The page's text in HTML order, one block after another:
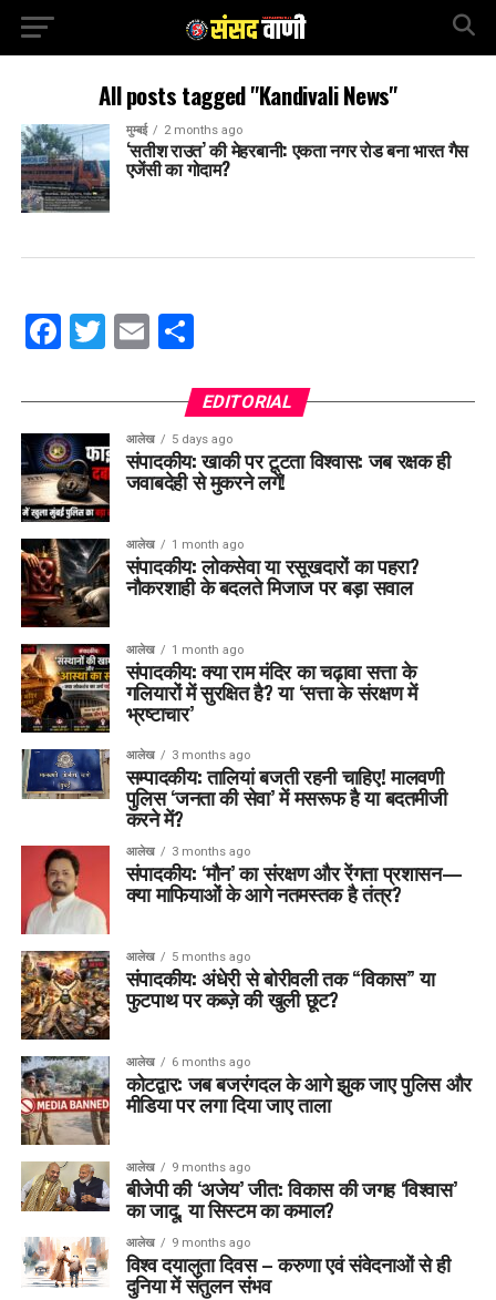
All posts tagged "Kandivali News"
मुम्बई 2 months ago
‘सतीश राउत’ की मेहरबानी: एकता नगर रोड बना भारत गैस
एजेंसी का गोदाम?
Facebook
Twitter
EmailShare
EDITORIAL
आलेख 5 days ago
संपादकीय: खाकी पर टूटता विश्वास: जब रक्षक ही
जवाबदेही से मुकरने लगें!
आलेख 1 month ago
संपादकीय: लोकसेवा या रसूखदारों का पहरा?
नौकरशाही के बदलते मिजाज पर बड़ा सवाल
आलेख 1 month ago
संपादकीय: क्या राम मंदिर का चढ़ावा सत्ता के
गलियारों में सुरक्षित है? या ‘सत्ता के संरक्षण में
भ्रष्टाचार’
आलेख 3 months ago
सम्पादकीय: तालियां बजती रहनी चाहिए! मालवणी
पुलिस ‘जनता की सेवा’ में मसरूफ है या बदतमीजी
करने में?
आलेख 3 months ago
संपादकीय: ‘मौन’ का संरक्षण और रेंगता प्रशासन—
क्या माफियाओं के आगे नतमस्तक है तंत्र?
आलेख 5 months ago
संपादकीय: अंधेरी से बोरीवली तक “विकास” या
फुटपाथ पर कब्ज़े की खुली छूट?
आलेख 6 months ago
कोटद्वार: जब बजरंगदल के आगे झुक जाए पुलिस और
मीडिया पर लगा दिया जाए ताला
आलेख 9 months ago
बीजेपी की ‘अजेय’ जीत: विकास की जगह ‘विश्वास’
का जादू, या सिस्टम का कमाल?
आलेख 9 months ago
विश्व दयालुता दिवस – करुणा एवं संवेदनाओं से ही
दुनिया में संतुलन संभव